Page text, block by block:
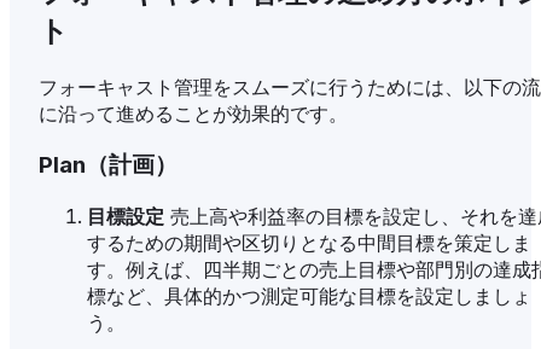
ト
フォーキャスト管理をスムーズに行うためには、以下の
に沿って進めることが効果的です。
Plan（計画）
目標設定 売上高や利益率の目標を設定し、それを
するための期間や区切りとなる中間目標を策定しま
す。例えば、四半期ごとの売上目標や部門別の達成
標など、具体的かつ測定可能な目標を設定しましょ
う。